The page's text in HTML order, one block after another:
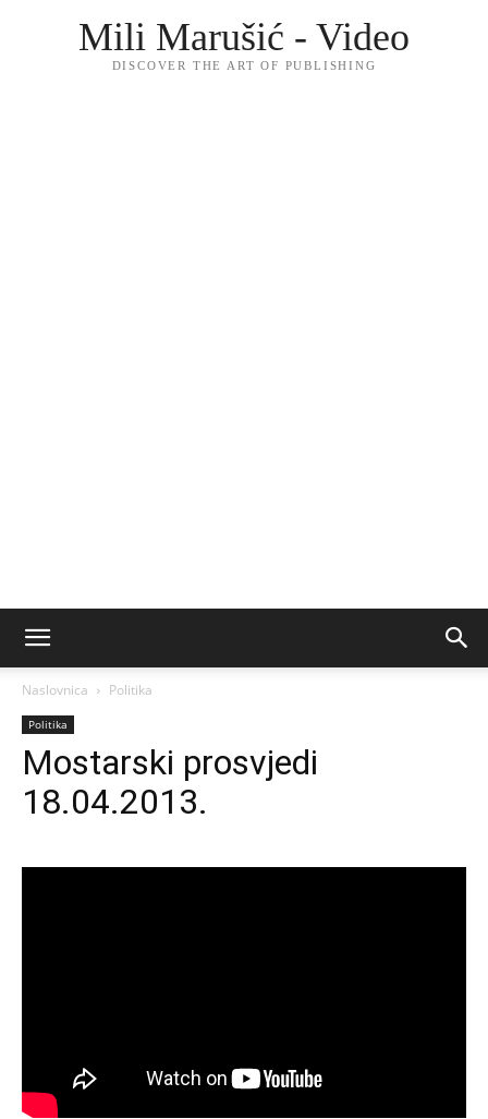
Mili Marušić - Video
DISCOVER THE ART OF PUBLISHING
Naslovnica Politika
Politika
Mostarski prosvjedi
18.04.2013.